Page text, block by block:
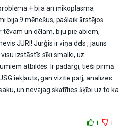
+ bija arī mikoplasma
bija 9 mēnešus, pašlaik ārstējos
tēvam un dēlam, biju pie abiem,
JURI! Jurģis ir viņa dēls , jauns
izstāstīs sīki smalki, uz
atbildēs. Ir padārgi, tieši pirmā
iekļauts, gan vizīte patj, analīzes
un nevajag skatīties šķībi uz to ka
1 1